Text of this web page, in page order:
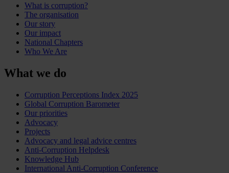
What is corruption?
The organisation
Our story
Our impact
National Chapters
Who We Are
What we do
Corruption Perceptions Index 2025
Global Corruption Barometer
Our priorities
Advocacy
Projects
Advocacy and legal advice centres
Anti-Corruption Helpdesk
Knowledge Hub
International Anti-Corruption Conference